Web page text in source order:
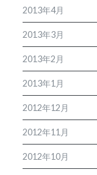
2013年4月
2013年3月
2013年2月
2013年1月
2012年12月
2012年11月
2012年10月